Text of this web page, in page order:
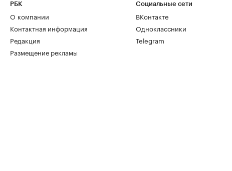
РБК
О компании
Контактная информация
Редакция
Размещение рекламы
Социальные сети
ВКонтакте
Одноклассники
Telegram